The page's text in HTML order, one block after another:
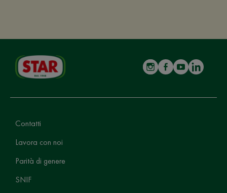
Contatti
Lavora con noi
Parità di genere
SNIF